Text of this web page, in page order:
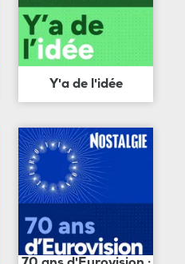
Y'a de l'idée